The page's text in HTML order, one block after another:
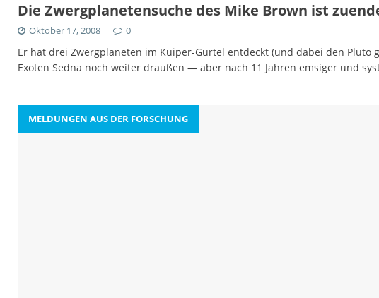
Die Zwergplanetensuche des Mike Brown ist
Oktober 17, 2008 0
Er hat drei Zwergplaneten im Kuiper-Gürtel entdeckt (und dabei den Pluto
Exoten Sedna noch weiter draußen — aber nach 11 Jahren emsiger und
MELDUNGEN AUS DER FORSCHUNG